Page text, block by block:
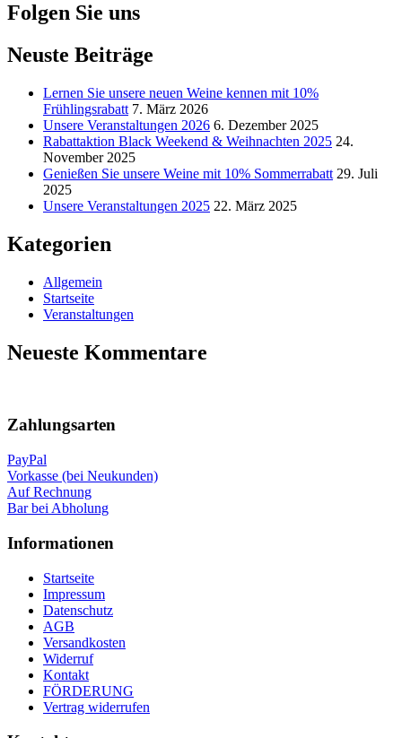
Folgen Sie uns
Neuste Beiträge
Lernen Sie unsere neuen Weine kennen mit 10%
Frühlingsrabatt 7. März 2026
Unsere Veranstaltungen 2026 6. Dezember 2025
Rabattaktion Black Weekend & Weihnachten 2025 24.
November 2025
Genießen Sie unsere Weine mit 10% Sommerrabatt 29. Juli
2025
Unsere Veranstaltungen 2025 22. März 2025
Kategorien
Allgemein
Startseite
Veranstaltungen
Neueste Kommentare
oben
Zahlungsarten
PayPal
Vorkasse (bei Neukunden)
Auf Rechnung
Bar bei Abholung
Informationen
Startseite
Impressum
Datenschutz
AGB
Versandkosten
Widerruf
Kontakt
FÖRDERUNG
Vertrag widerrufen